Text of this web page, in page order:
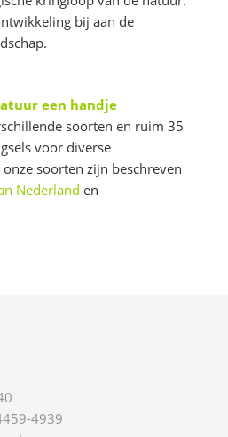
bij aan de
een handje
soorten en ruim 35
voor diverse
soorten zijn beschreven
Nederland en
4939